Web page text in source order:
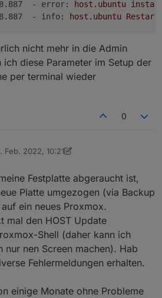
- error:
host.ubuntu
- info:
host.ubuntu Restart
nicht mehr in die Admin
diese Parameter im Setup der
per terminal wieder
0
Feb. 2022, 10:21
von Kueppert2. Nov. 2022, 11:30
Festplatte abgeraucht ist,
Platte umgezogen (via Backup
ein neues Proxmox.
mal den HOST Update
Shell (daher kann ich
nur nen Screen machen). Hab
Fehlermeldungen erhalten.
einige Monate ohne Probleme